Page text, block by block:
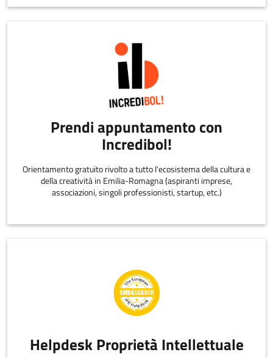
Prendi appuntamento con
Incredibol!
Orientamento gratuito rivolto a tutto l'ecosistema della cultura e
della creatività in Emilia-Romagna (aspiranti imprese,
associazioni, singoli professionisti, startup, etc.)
Helpdesk Proprietà Intellettuale